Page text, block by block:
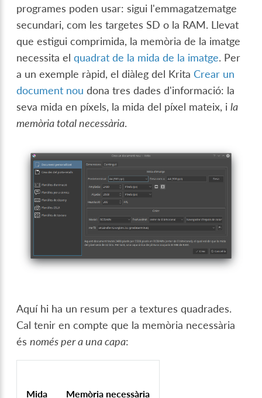
programes poden usar: sigui l'emmagatzematge
secundari, com les targetes SD o la RAM. Llevat
que estigui comprimida, la memòria de la imatge
necessita elquadrat de la mida de la imatge. Per
a un exemple ràpid, el diàleg del KritaCrear un
document nou dona tres dades d'informació: la
seva mida en píxels, la mida del píxel mateix, ila
memòria total necessària.
Aquí hi ha un resum per a textures quadrades.
Cal tenir en compte que la memòria necessària
ésnomés per a una capa:
Mida Memòria necessària